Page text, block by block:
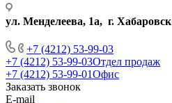
ул. Менделеева, 1а, г. Хабаровск
+7 (4212) 53-99-03
+7 (4212) 53-99-03Отдел продаж
+7 (4212) 53-99-01Офис
Заказать звонок
E-mail